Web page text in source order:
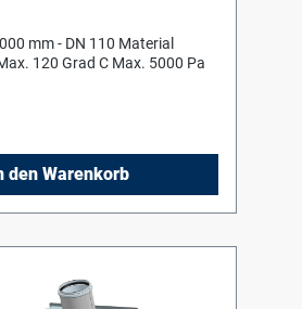
mm - DN 110 Material
120 Grad C Max. 5000 Pa
den Warenkorb